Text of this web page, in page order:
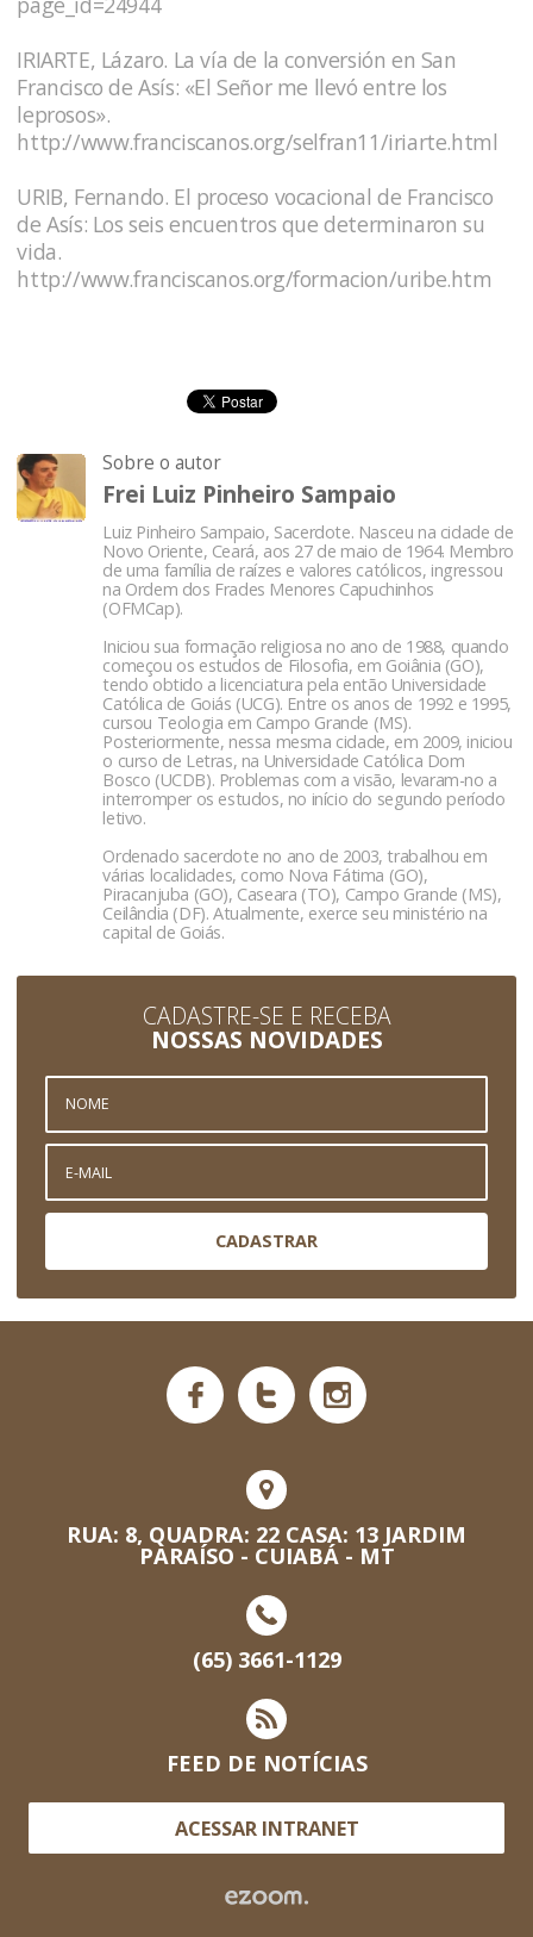
IRIARTE, Lázaro. La vía de la conversión en San
Francisco de Asís: «El Señor me llevó entre los
leprosos».
http://www.franciscanos.org/selfran11/iriarte.html
URIB, Fernando. El proceso vocacional de Francisco
de Asís: Los seis encuentros que determinaron su
vida.
http://www.franciscanos.org/formacion/uribe.htm
Sobre o autor
Frei Luiz Pinheiro Sampaio
Luiz Pinheiro Sampaio, Sacerdote. Nasceu na cidade de
Novo Oriente, Ceará, aos 27 de maio de 1964. Membro
de uma família de raízes e valores católicos, ingressou
na Ordem dos Frades Menores Capuchinhos
(OFMCap).
Iniciou sua formação religiosa no ano de 1988, quando
começou os estudos de Filosofia, em Goiânia (GO),
tendo obtido a licenciatura pela então Universidade
Católica de Goiás (UCG). Entre os anos de 1992 e 1995,
cursou Teologia em Campo Grande (MS).
Posteriormente, nessa mesma cidade, em 2009, iniciou
o curso de Letras, na Universidade Católica Dom
Bosco (UCDB). Problemas com a visão, levaram-no a
interromper os estudos, no início do segundo período
letivo.
Ordenado sacerdote no ano de 2003, trabalhou em
várias localidades, como Nova Fátima (GO),
Piracanjuba (GO), Caseara (TO), Campo Grande (MS),
Ceilândia (DF). Atualmente, exerce seu ministério na
capital de Goiás.
CADASTRE-SE E RECEBA
NOSSAS NOVIDADES
CADASTRAR
RUA: 8, QUADRA: 22 CASA: 13 JARDIM
PARAÍSO - CUIABÁ - MT
(65) 3661-1129
FEED DE NOTÍCIAS
ACESSAR INTRANET